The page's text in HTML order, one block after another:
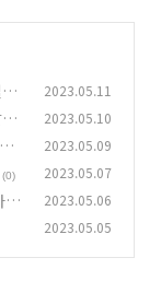
2023.05.11
2023.05.10
2023.05.09
(0) 2023.05.07
. 2023.05.06
2023.05.05